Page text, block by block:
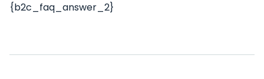
{b2c_faq_answer_2}